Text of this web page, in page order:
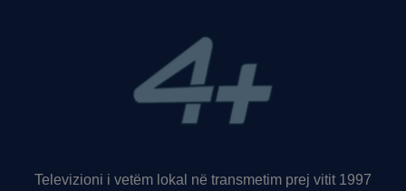
Televizioni i vetëm lokal në transmetim prej vitit 1997